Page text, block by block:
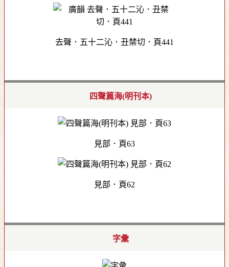
去聲．五十二沁．丑禁切．頁441
四聲篇海(明刊本)
見部．頁63
見部．頁62
字彙